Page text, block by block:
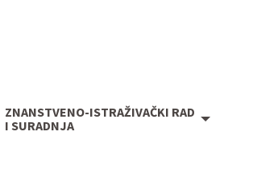
ZNANSTVENO-ISTRAŽIVAČKI RAD
I SURADNJA